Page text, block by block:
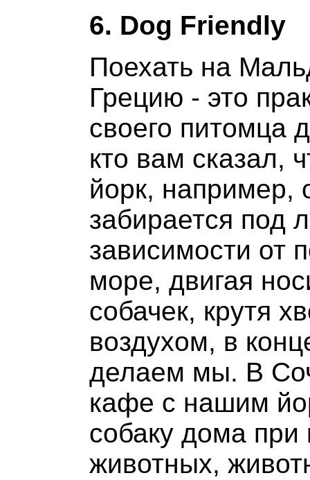
6. Dog Friendly
Поехать на
Грецию - это
своего питомца
кто вам сказал,
йорк, например,
забирается под
зависимости от
море, двигая
собачек, крутя
воздухом, в
делаем мы. В
кафе с нашим
собаку дома
животных,